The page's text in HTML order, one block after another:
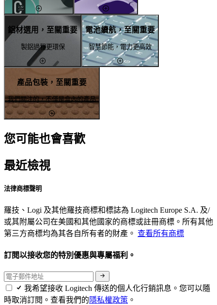
鋁材選用，至關重要
製鋁過程更環保
電池續航，至關重要
智慧節能，電力更高效
產品包裝，至關重要
我們關注的，不僅是盒內的產品
您可能也會喜歡
最近檢視
法律商標聲明
羅技、Logi 及其他羅技商標和標誌為 Logitech Europe S.A. 及/
或其附屬公司在美國和其他國家的商標或註冊商標。所有其他
第三方商標均為其各自所有者的財產。 查看所有商標
訂閱以接收您的特別優惠與專屬福利。
我希望接收 Logitech 傳送的個人化行銷訊息。您可以隨
時取消訂閱。查看我們的隱私權政策 。